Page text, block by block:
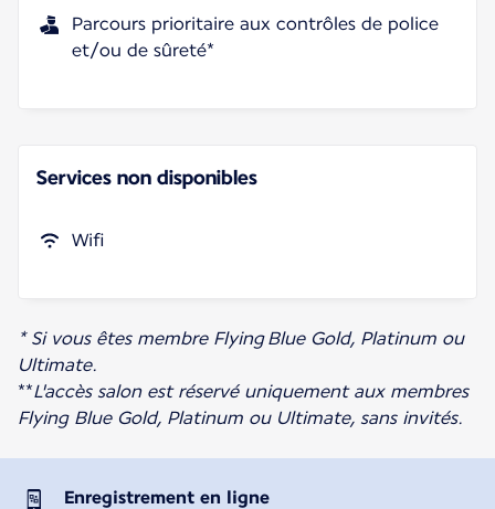
Parcours prioritaire aux contrôles de police
et/ou de sûreté*
Services non disponibles
Wifi
* Si vous êtes membre Flying Blue Gold, Platinum ou
Ultimate.
**L'accès salon est réservé uniquement aux membres
Flying Blue Gold, Platinum ou Ultimate, sans invités.
Enregistrement en ligne